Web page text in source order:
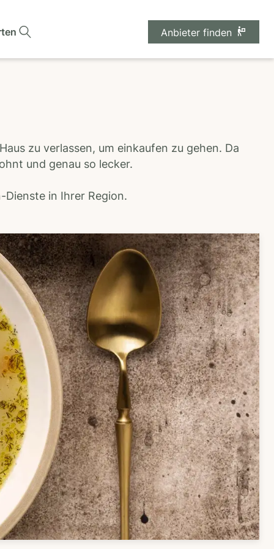
Anbieter finden
zu verlassen, um einkaufen zu gehen. Da
und genau so lecker.
Dienste in Ihrer Region.